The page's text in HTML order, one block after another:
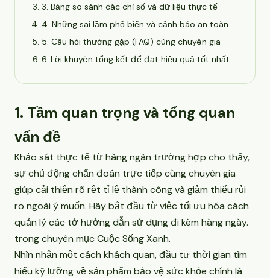
3. Bảng so sánh các chỉ số và dữ liệu thực tế
4. Những sai lầm phổ biến và cảnh báo an toàn
5. Câu hỏi thường gặp (FAQ) cùng chuyên gia
6. Lời khuyên tổng kết để đạt hiệu quả tốt nhất
1. Tầm quan trọng và tổng quan
vấn đề
Khảo sát thực tế từ hàng ngàn trường hợp cho thấy,
sự chủ động chẩn đoán trực tiếp cùng chuyên gia
giúp cải thiện rõ rệt tỉ lệ thành công và giảm thiểu rủi
ro ngoài ý muốn. Hãy bắt đầu từ việc tối ưu hóa cách
quản lý các tờ hướng dẫn sử dụng đi kèm hàng ngày.
trong chuyên mụcCuộc Sống Xanh.
Nhìn nhận một cách khách quan, đầu tư thời gian tìm
hiểu kỹ lưỡng về sản phẩm bảo vệ sức khỏe chính là